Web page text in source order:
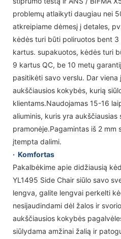
problemų atlaikyti daugiau nei
atkreipiame dėmesį į detales,
kėdės turi būti poliruotos bent
kartus. supakuotos, kėdės turi
9 kartus QC, be 10 metų
pasitikėti savo verslu. Dar
aukščiausios kokybės, kurią
klientams.Naudojamas 15-16
aliuminis, kuris yra aukščiausias
pramonėje.Pagamintas iš 2 mm
įtempta dalimi.
· Komfortas
Pakalbėkime apie didžiausią
YL1495 Side Chair siūlo savo
lengva, galite lengvai perkelti
nesijaudindami dėl žalos ir
aukščiausios kokybės
siūlydama amžinai žalią ir